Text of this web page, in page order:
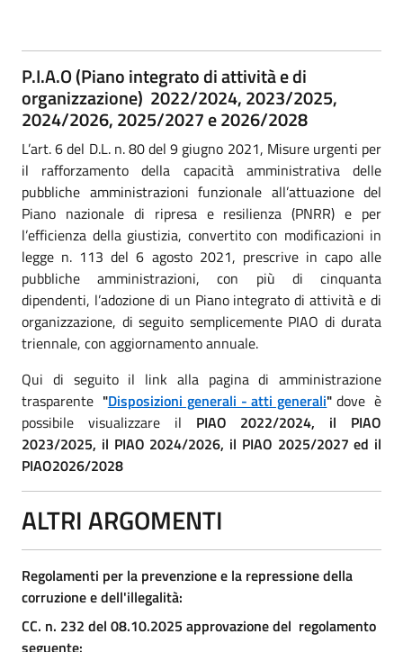
P.I.A.O (Piano integrato di attività e di
organizzazione) 2022/2024, 2023/2025,
2024/2026, 2025/2027 e 2026/2028
L’art. 6 del D.L. n. 80 del 9 giugno 2021, Misure urgenti per
il rafforzamento della capacità amministrativa delle
pubbliche amministrazioni funzionale all’attuazione del
Piano nazionale di ripresa e resilienza (PNRR) e per
l’efficienza della giustizia, convertito con modificazioni in
legge n. 113 del 6 agosto 2021, prescrive in capo alle
pubbliche amministrazioni, con più di cinquanta
dipendenti, l’adozione di un Piano integrato di attività e di
organizzazione, di seguito semplicemente PIAO di durata
triennale, con aggiornamento annuale.
Qui di seguito il link alla pagina di amministrazione
trasparente "Disposizioni generali - atti generali" dove è
possibile visualizzare il PIAO 2022/2024, il PIAO
2023/2025, il PIAO 2024/2026, il PIAO 2025/2027 ed il
PIAO2026/2028
ALTRI ARGOMENTI
Regolamenti per la prevenzione e la repressione della
corruzione e dell'illegalità:
CC. n. 232 del 08.10.2025 approvazione del regolamento
seguente: